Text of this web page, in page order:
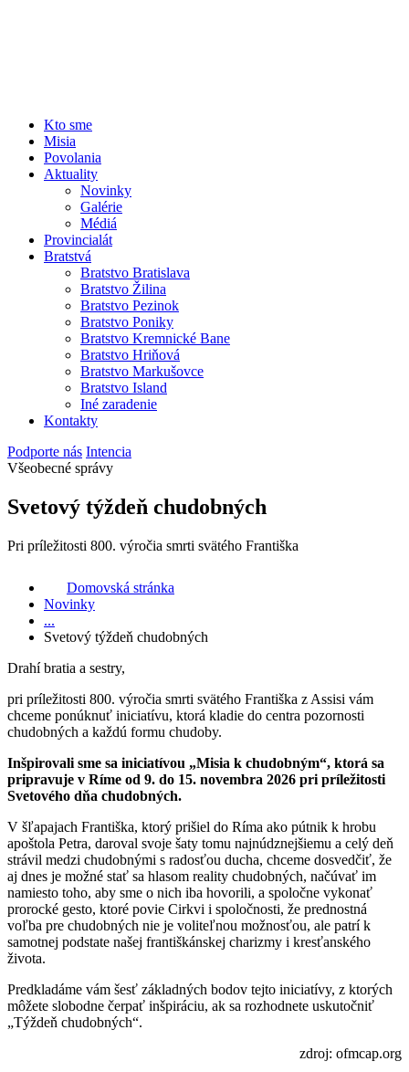
Kto sme
Misia
Povolania
Aktuality
Novinky
Galérie
Médiá
Provincialát
Bratstvá
Bratstvo Bratislava
Bratstvo Žilina
Bratstvo Pezinok
Bratstvo Poniky
Bratstvo Kremnické Bane
Bratstvo Hriňová
Bratstvo Markušovce
Bratstvo Island
Iné zaradenie
Kontakty
Podporte nás Intencia
Všeobecné správy
Svetový týždeň chudobných
Pri príležitosti 800. výročia smrti svätého Františka
Domovská stránka
Novinky
...
Svetový týždeň chudobných
Drahí bratia a sestry,
pri príležitosti 800. výročia smrti svätého Františka z Assisi vám
chceme ponúknuť iniciatívu, ktorá kladie do centra pozornosti
chudobných a každú formu chudoby.
Inšpirovali sme sa iniciatívou „Misia k chudobným“, ktorá sa
pripravuje v Ríme od 9. do 15. novembra 2026 pri príležitosti
Svetového dňa chudobných.
V šľapajach Františka, ktorý prišiel do Ríma ako pútnik k hrobu
apoštola Petra, daroval svoje šaty tomu najnúdznejšiemu a celý deň
strávil medzi chudobnými s radosťou ducha, chceme dosvedčiť, že
aj dnes je možné stať sa hlasom reality chudobných, načúvať im
namiesto toho, aby sme o nich iba hovorili, a spoločne vykonať
prorocké gesto, ktoré povie Cirkvi i spoločnosti, že prednostná
voľba pre chudobných nie je voliteľnou možnosťou, ale patrí k
samotnej podstate našej františkánskej charizmy i kresťanského
života.
Predkladáme vám šesť základných bodov tejto iniciatívy, z ktorých
môžete slobodne čerpať inšpiráciu, ak sa rozhodnete uskutočniť
„Týždeň chudobných“.
zdroj: ofmcap.org